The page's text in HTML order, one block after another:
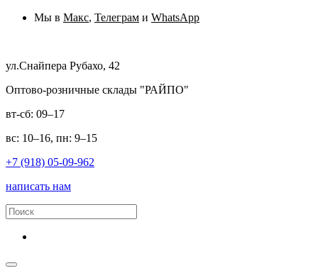
Мы в Макс, Телеграм и WhatsApp
ул.Снайпера Рубахо, 42
Оптово-розничные склады "РАЙПО"
вт-сб: 09–17
вс: 10–16, пн: 9–15
+7 (918) 05-09-962
написать нам